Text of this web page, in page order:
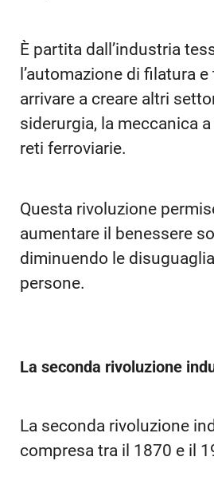
È partita dall’industria
l’automazione di filatura
arrivare a creare altri
siderurgia, la meccanica
reti ferroviarie.
Questa rivoluzione
aumentare il benessere
diminuendo le
persone.
La seconda rivoluzione
La seconda rivoluzione
compresa tra il 1870 e il